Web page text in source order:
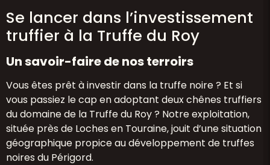
Se lancer dans l’investissement
truffier à la Truffe du Roy
Un savoir-faire de nos terroirs
Vous êtes prêt à investir dans la truffe noire ? Et si
vous passiez le cap en adoptant deux chênes truffiers
du domaine de la Truffe du Roy ? Notre exploitation,
située près de Loches en Touraine, jouit d’une situation
géographique propice au développement de truffes
noires du Périgord.